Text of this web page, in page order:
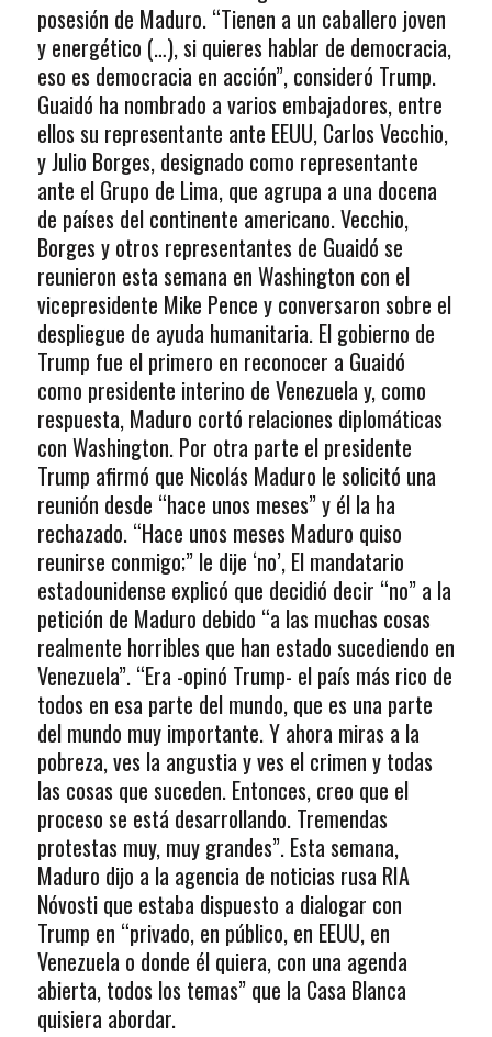
posesión de Maduro. “Tienen a un caballero joven
y energético (…), si quieres hablar de democracia,
eso es democracia en acción”, consideró Trump.
Guaidó ha nombrado a varios embajadores, entre
ellos su representante ante EEUU, Carlos Vecchio,
y Julio Borges, designado como representante
ante el Grupo de Lima, que agrupa a una docena
de países del continente americano. Vecchio,
Borges y otros representantes de Guaidó se
reunieron esta semana en Washington con el
vicepresidente Mike Pence y conversaron sobre el
despliegue de ayuda humanitaria. El gobierno de
Trump fue el primero en reconocer a Guaidó
como presidente interino de Venezuela y, como
respuesta, Maduro cortó relaciones diplomáticas
con Washington. Por otra parte el presidente
Trump afirmó que Nicolás Maduro le solicitó una
reunión desde “hace unos meses” y él la ha
rechazado. “Hace unos meses Maduro quiso
reunirse conmigo;” le dije ‘no’, El mandatario
estadounidense explicó que decidió decir “no” a la
petición de Maduro debido “a las muchas cosas
realmente horribles que han estado sucediendo en
Venezuela”. “Era -opinó Trump- el país más rico de
todos en esa parte del mundo, que es una parte
del mundo muy importante. Y ahora miras a la
pobreza, ves la angustia y ves el crimen y todas
las cosas que suceden. Entonces, creo que el
proceso se está desarrollando. Tremendas
protestas muy, muy grandes”. Esta semana,
Maduro dijo a la agencia de noticias rusa RIA
Nóvosti que estaba dispuesto a dialogar con
Trump en “privado, en público, en EEUU, en
Venezuela o donde él quiera, con una agenda
abierta, todos los temas” que la Casa Blanca
quisiera abordar.